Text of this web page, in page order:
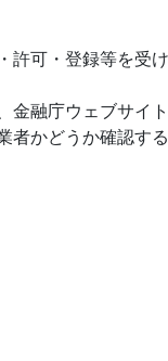
可・登録等を受
融庁ウェブサイト
かどうか確認す